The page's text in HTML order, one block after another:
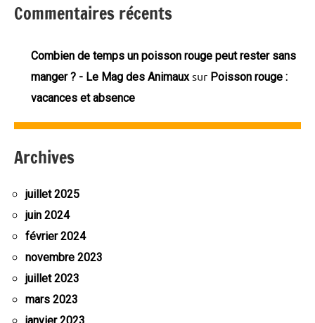
Commentaires récents
Combien de temps un poisson rouge peut rester sans
manger ? - Le Mag des Animauxsur Poisson rouge :
vacances et absence
Archives
juillet 2025
juin 2024
février 2024
novembre 2023
juillet 2023
mars 2023